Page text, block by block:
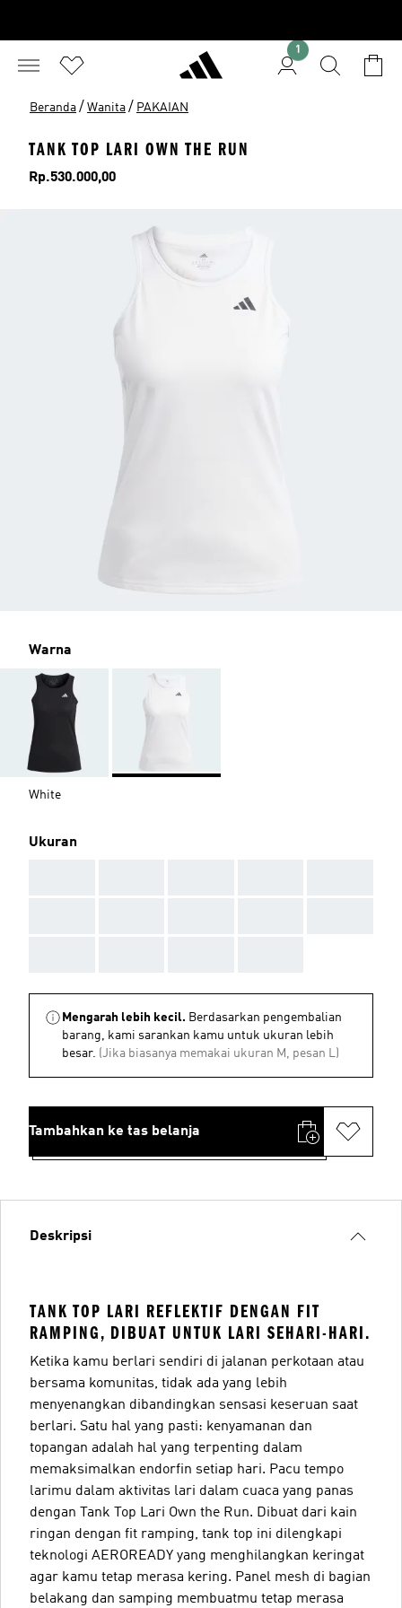
1
Beranda / Wanita / PAKAIAN
TANK TOP LARI OWN THE RUN
Harga
Rp.530.000,00
Warna
White
Ukuran
Mengarah lebih kecil. Berdasarkan pengembalian
barang, kami sarankan kamu untuk ukuran lebih
besar. (Jika biasanya memakai ukuran M, pesan L)
Tambahkan ke tas belanja
Deskripsi
TANK TOP LARI REFLEKTIF DENGAN FIT
RAMPING, DIBUAT UNTUK LARI SEHARI-HARI.
Ketika kamu berlari sendiri di jalanan perkotaan atau
bersama komunitas, tidak ada yang lebih
menyenangkan dibandingkan sensasi keseruan saat
berlari. Satu hal yang pasti: kenyamanan dan
topangan adalah hal yang terpenting dalam
memaksimalkan endorfin setiap hari. Pacu tempo
larimu dalam aktivitas lari dalam cuaca yang panas
dengan Tank Top Lari Own the Run. Dibuat dari kain
ringan dengan fit ramping, tank top ini dilengkapi
teknologi AEROREADY yang menghilangkan keringat
agar kamu tetap merasa kering. Panel mesh di bagian
belakang dan samping membuatmu tetap merasa